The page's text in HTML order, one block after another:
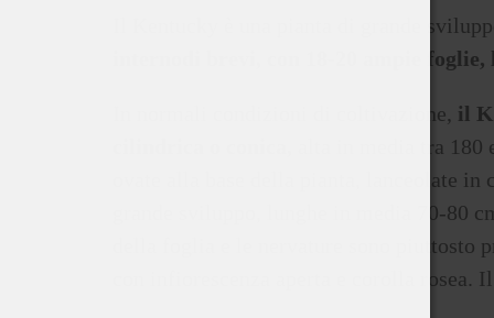
Il Kentucky è una pianta di grande
internodi brevi, con 18-20 ampie
In normali condizioni di coltivazione, il
alta in media tra
ovate alla base della pianta, lanceolate
grande sviluppo, lunghe in media 70-80
della foglia e le nervature sono piuttosto
con infiorescenza aperta e corolla rosea.